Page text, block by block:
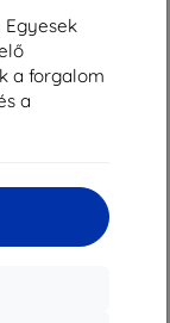
Egyesek
a forgalom
a
871 Ft
> 5 darab